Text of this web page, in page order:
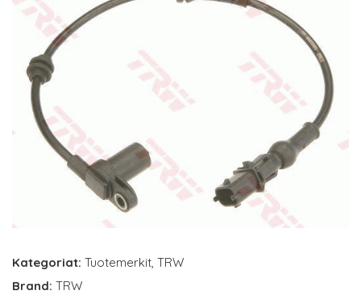
Kategoriat: Tuotemerkit, TRW
Brand: TRW